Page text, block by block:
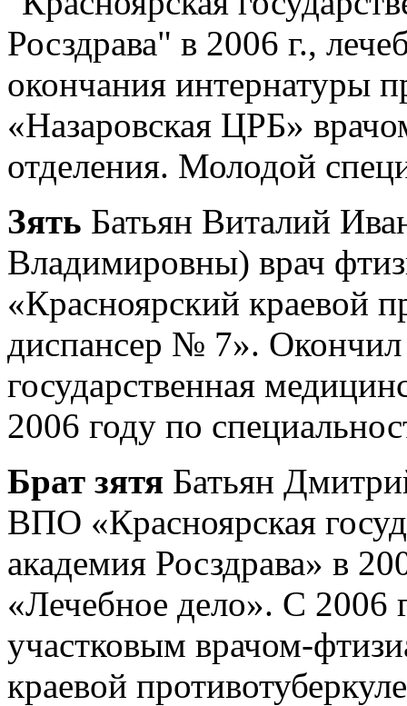
Росздрава" в 2006 г.,
окончания интернатуры
«Назаровская ЦРБ»
отделения. Молодой
Зять Батьян Виталий
Владимировны) врач
«Красноярский краевой
диспансер № 7».
государственная
2006 году по
Брат зятя Батьян
ВПО «Красноярская
академия Росздрава» в
«Лечебное дело». С 2006
участковым врачом-
краевой